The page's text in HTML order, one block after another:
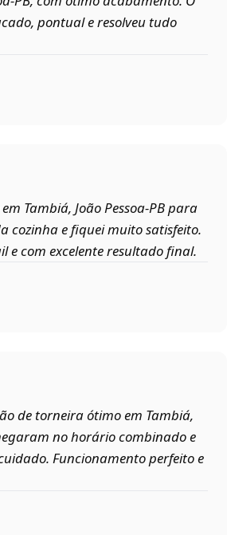
pontual e resolveu tudo
Tambiá, João Pessoa‑PB para
cozinha e fiquei muito satisfeito.
e com excelente resultado final.
de torneira ótimo em Tambiá,
no horário combinado e
Funcionamento perfeito e